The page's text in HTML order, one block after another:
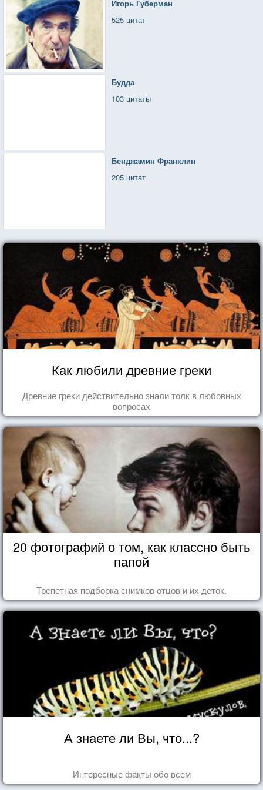
Лучше уж пускай большое лихо.
Лето покидает Подмосковье.
На минуту в мире стало тихо.
Игорь Губерман
525 цитат
Будда
103 цитаты
Бенджамин Франклин
205 цитат
Как любили древние греки
Древние греки действительно знали толк в любовных
вопросах
20 фотографий о том, как классно быть
папой
Трепетная подборка снимков отцов и их деток.
А знаете ли Вы, что...?
Интересные факты обо всем